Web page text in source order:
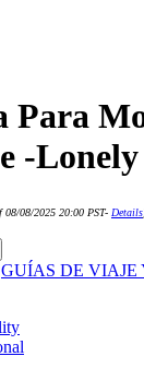
Para
-
08/08/2025 20:00 PST- Details
GUÍAS DE VIAJE